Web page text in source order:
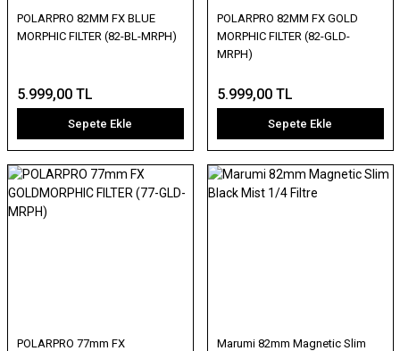
POLARPRO 82MM FX BLUE
MORPHIC FILTER (82-BL-MRPH)
5.999,00 TL
Sepete Ekle
POLARPRO 82MM FX GOLD
MORPHIC FILTER (82-GLD-
MRPH)
5.999,00 TL
Sepete Ekle
POLARPRO 77mm FX
Marumi 82mm Magnetic Slim